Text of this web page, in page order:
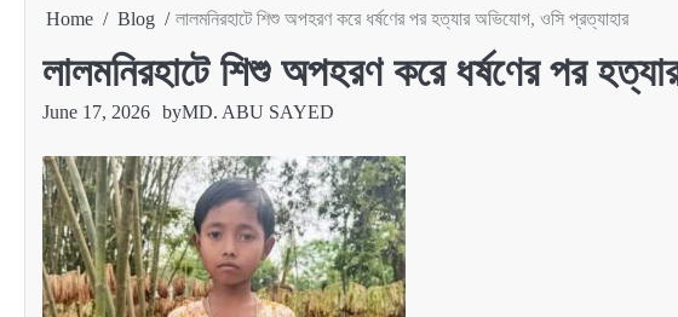
Home Blog লালমনিরহাটে শিশু অপহরণ করে ধর্ষণের পর হত্যার অভিযোগ, ওসি প্রত্যাহার
লালমনিরহাটে শিশু অপহরণ করে ধর্ষণের পর
June 17, 2026 byMD. ABU SAYED